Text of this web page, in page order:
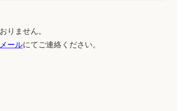
りません。
メールにてご連絡ください。